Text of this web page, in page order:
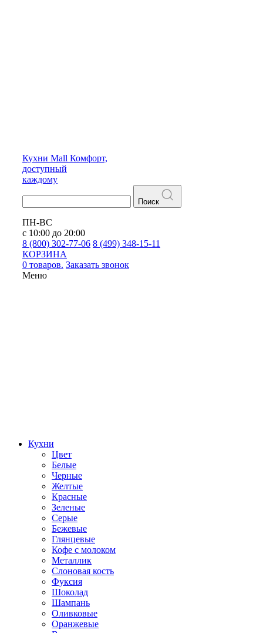
Кухни Mall Комфорт,
доступный
каждому
Поиск
ПН-ВС
с 10:00 до 20:00
8 (800) 302-77-06 8 (499) 348-15-11
КОРЗИНА
0 товаров. Заказать звонок
Меню
Кухни
Цвет
Белые
Черные
Желтые
Красные
Зеленые
Серые
Бежевые
Глянцевые
Кофе с молоком
Металлик
Слоновая кость
Фуксия
Шоколад
Шампань
Оливковые
Оранжевые